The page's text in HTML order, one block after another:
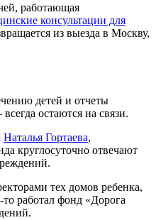
работающая
консультации для
из выезда в Москву,
детей и отчеты
остаются на связи.
Наталья Гортаева,
круглосуточно отвечают
тех домов ребенка,
работал фонд «Дорога